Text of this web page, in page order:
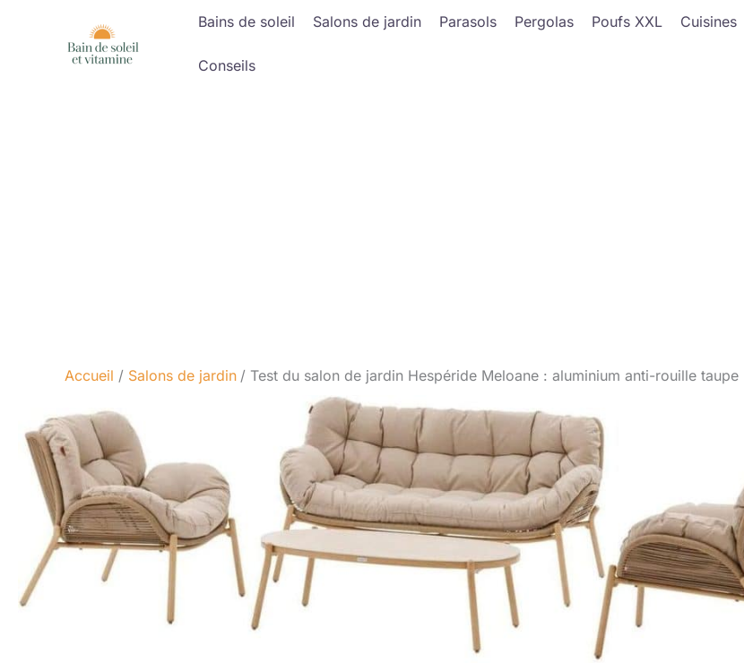
Bains de soleil Salons de jardin Parasols Pergolas Poufs XXL Cuisines
Conseils
Accueil Salons de jardin Test du salon de jardin Hespéride Meloane : aluminium anti-rouille taupe